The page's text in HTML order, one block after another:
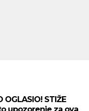
OGLASIO! STIŽE
upozorenje za ova